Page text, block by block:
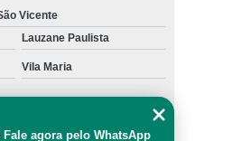
com Micopigmentação
para Calvície em Homens
Calvície Masculina
Vicente
Lauzane Paulista
Vila Maria
Fale agora pelo WhatsApp